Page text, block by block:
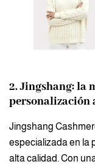
2. Jingshang: la
personalización
Jingshang
especializada en la
alta calidad. Con